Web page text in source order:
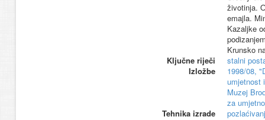
životinja.
emajla.
Kazaljke
Krunsko
Ključne riječi
stalni
Izložbe
1998/08,
umjetnost
Muzej
za
Tehnika izrade